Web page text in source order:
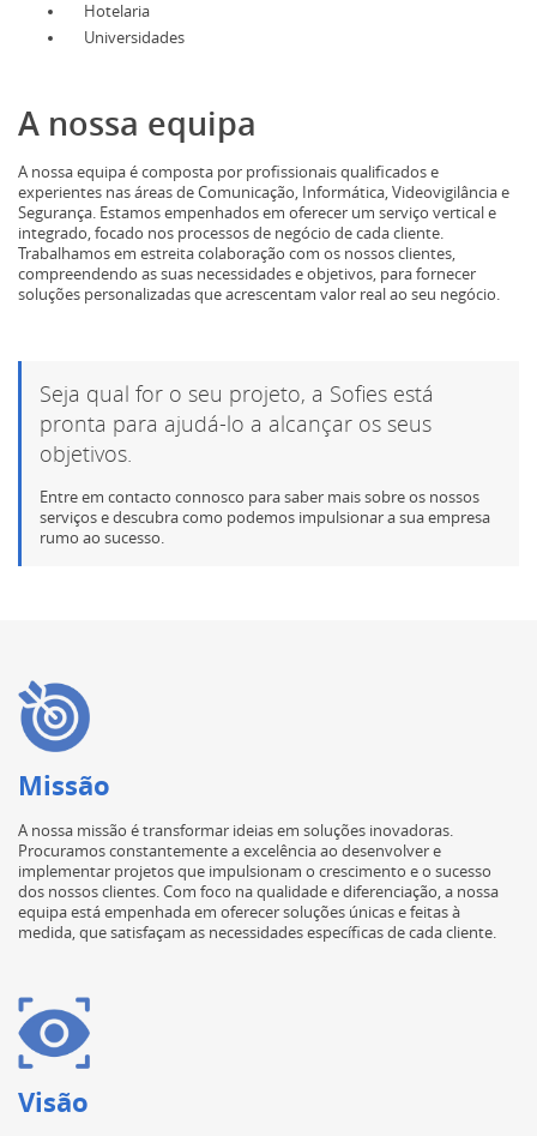
Hotelaria
Universidades
A nossa equipa
A nossa equipa é composta por profissionais qualificados e
experientes nas áreas de Comunicação, Informática, Videovigilância e
Segurança. Estamos empenhados em oferecer um serviço vertical e
integrado, focado nos processos de negócio de cada cliente.
Trabalhamos em estreita colaboração com os nossos clientes,
compreendendo as suas necessidades e objetivos, para fornecer
soluções personalizadas que acrescentam valor real ao seu negócio.
Seja qual for o seu projeto, a Sofies está
pronta para ajudá-lo a alcançar os seus
objetivos.
Entre em contacto connosco para saber mais sobre os nossos
serviços e descubra como podemos impulsionar a sua empresa
rumo ao sucesso.
Missão
A nossa missão é transformar ideias em soluções inovadoras.
Procuramos constantemente a excelência ao desenvolver e
implementar projetos que impulsionam o crescimento e o sucesso
dos nossos clientes. Com foco na qualidade e diferenciação, a nossa
equipa está empenhada em oferecer soluções únicas e feitas à
medida, que satisfaçam as necessidades específicas de cada cliente.
Visão